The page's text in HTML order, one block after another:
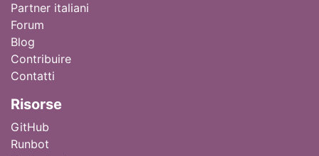
Partner italiani
Forum
Blog
Contribuire
Contatti
Risorse
GitHub
Runbot